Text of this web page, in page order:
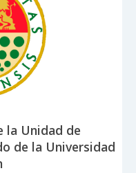
la Unidad de
de la Universidad